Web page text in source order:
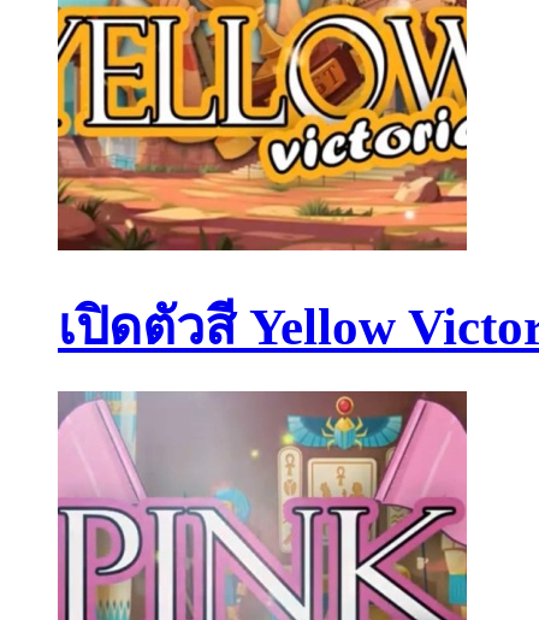
เปิดตัวสี Yellow